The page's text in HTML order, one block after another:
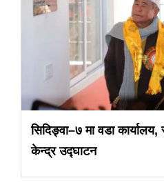
सिदिङ्वा–७ मा वडा कार्यालय,
केन्द्र उद्घाटन